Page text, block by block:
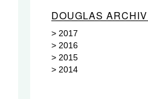
DOUGLAS ARCHIV
> 2017
> 2016
> 2015
> 2014